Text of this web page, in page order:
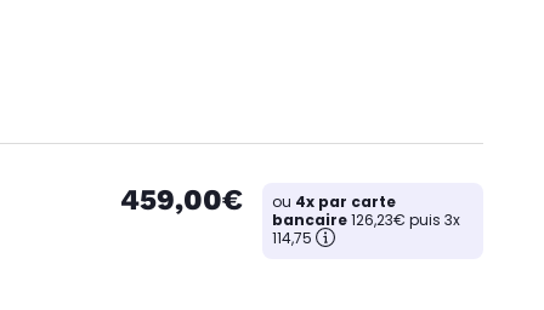
459,00€ ou 4x par carte
bancaire126,23€ puis 3x
114,75